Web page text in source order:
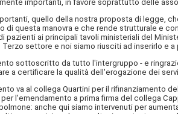
importanti, in favore soprattutto delle
quello della nostra proposta di legge,
di questa manovra e che rende strutturale e
pazienti ai principali tavoli ministeriali del
settore e noi siamo riusciti ad inserirlo e
sottoscritto da tutto l'intergruppo - e
a certificare la qualità dell'erogazione dei
va al collega Quartini per il rifinanziamento
per l'emendamento a prima firma del collega
anche qui siamo intervenuti per